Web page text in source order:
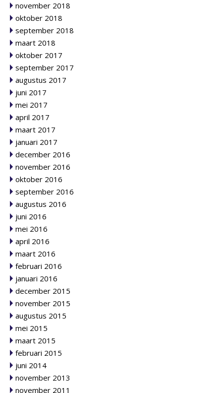
november 2018
oktober 2018
september 2018
maart 2018
oktober 2017
september 2017
augustus 2017
juni 2017
mei 2017
april 2017
maart 2017
januari 2017
december 2016
november 2016
oktober 2016
september 2016
augustus 2016
juni 2016
mei 2016
april 2016
maart 2016
februari 2016
januari 2016
december 2015
november 2015
augustus 2015
mei 2015
maart 2015
februari 2015
juni 2014
november 2013
november 2011